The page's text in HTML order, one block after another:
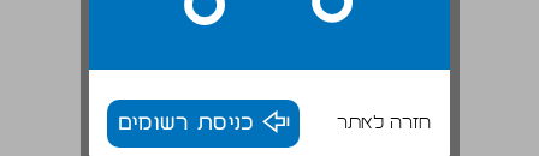
חזרה לאתר כניסת רשומים